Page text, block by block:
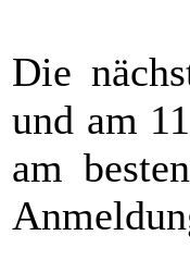
Die
und am
am